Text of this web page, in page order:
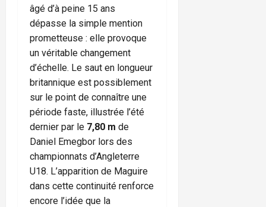
âgé d’à peine 15 ans
dépasse la simple mention
prometteuse : elle provoque
un véritable changement
d’échelle. Le saut en longueur
britannique est possiblement
sur le point de connaître une
période faste, illustrée l’été
dernier par le 7,80 m de
Daniel Emegbor lors des
championnats d’Angleterre
U18. L’apparition de Maguire
dans cette continuité renforce
encore l’idée que la